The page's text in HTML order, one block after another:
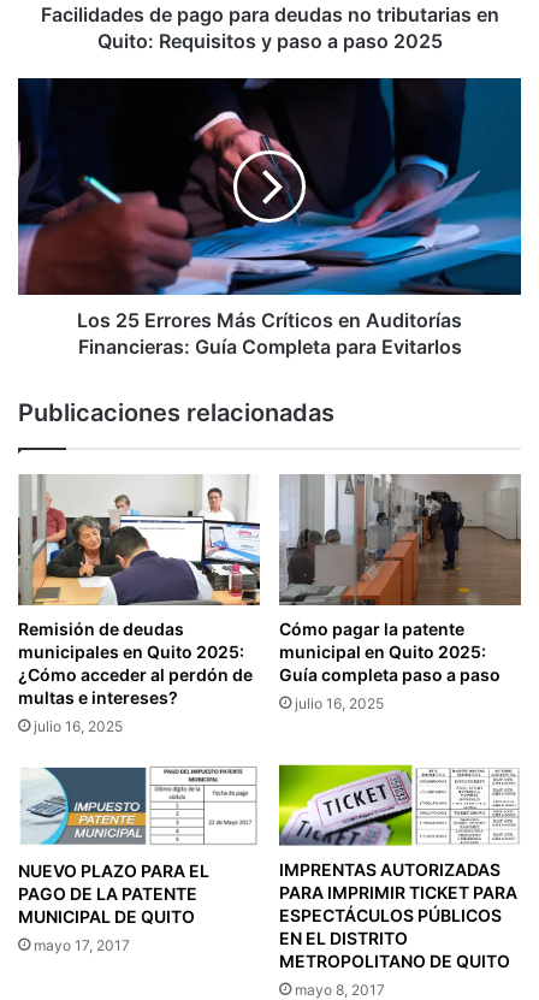
Requisitos
a
2025
Facilidades de pago para deudas no tributarias en
Quito: Requisitos y paso a paso 2025
Los
Errores
Más
Críticos
en
Auditorías
Financieras:
Guía
CompletaLos 25 Errores Más Críticos en Auditorías
Financieras: Guía Completa para Evitarlos
Publicaciones relacionadas
Remisión de deudas
municipales en Quito 2025:
¿Cómo acceder al perdón de
multas e intereses?
julio 16, 2025
Cómo pagar la patente
municipal en Quito 2025:
Guía completa paso a paso
julio 16, 2025
NUEVO PLAZO PARA EL
PAGO DE LA PATENTE
MUNICIPAL DE QUITO
mayo 17, 2017
IMPRENTAS AUTORIZADAS
PARA IMPRIMIR TICKET PARA
ESPECTÁCULOS PÚBLICOS
EN EL DISTRITO
METROPOLITANO DE QUITO
mayo 8, 2017